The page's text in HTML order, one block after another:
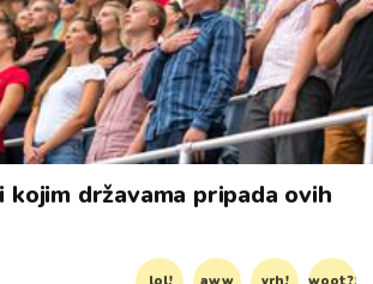
kojim državama pripada ovih